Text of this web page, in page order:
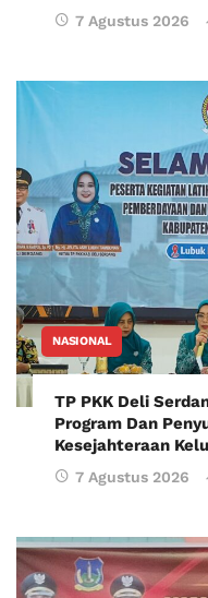
7 Agustus 2026
NASIONAL
TP PKK Deli
Program Dan
Kesejahteraan
7 Agustus 2026